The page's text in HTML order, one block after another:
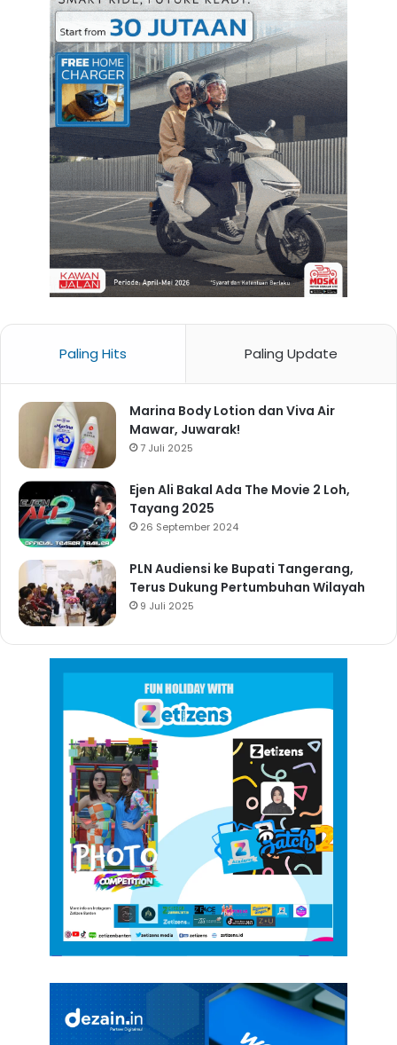
Paling Hits Paling Update
Marina Body Lotion dan Viva Air
Mawar, Juwarak!
7 Juli 2025
Ejen Ali Bakal Ada The Movie 2 Loh,
Tayang 2025
26 September 2024
PLN Audiensi ke Bupati Tangerang,
Terus Dukung Pertumbuhan Wilayah
9 Juli 2025